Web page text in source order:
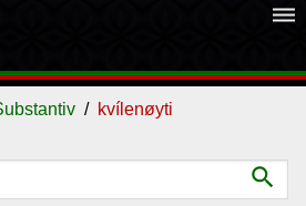
dehaze
kvílenøyti
search